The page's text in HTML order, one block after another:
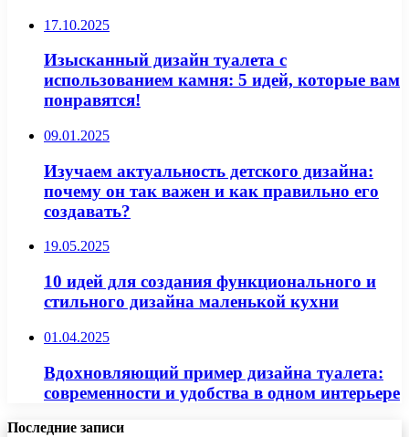
17.10.2025
Изысканный дизайн туалета с
использованием камня: 5 идей, которые вам
понравятся!
09.01.2025
Изучаем актуальность детского дизайна:
почему он так важен и как правильно его
создавать?
19.05.2025
10 идей для создания функционального и
стильного дизайна маленькой кухни
01.04.2025
Вдохновляющий пример дизайна туалета:
современности и удобства в одном интерьере
Последние записи